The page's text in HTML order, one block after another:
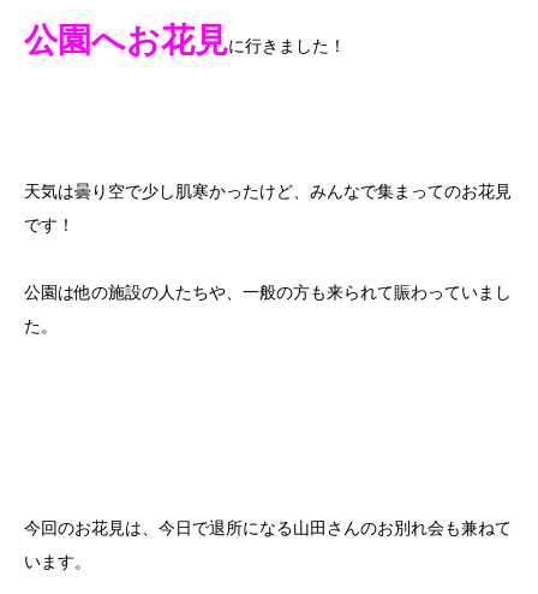
公園へお花見に行きました！
天気は曇り空で少し肌寒かったけど、みんなで集まってのお花見
です！
公園は他の施設の人たちや、一般の方も来られて賑わっていまし
た。
今回のお花見は、今日で退所になる山田さんのお別れ会も兼ねて
います。